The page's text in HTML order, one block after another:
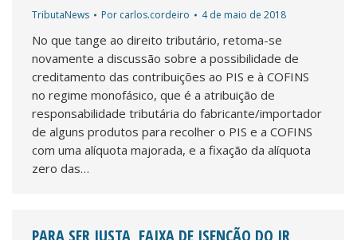
TributaNews Por carlos.cordeiro 4 de maio de 2018
No que tange ao direito tributário, retoma-se
novamente a discussão sobre a possibilidade de
creditamento das contribuições ao PIS e à COFINS
no regime monofásico, que é a atribuição de
responsabilidade tributária do fabricante/importador
de alguns produtos para recolher o PIS e a COFINS
com uma alíquota majorada, e a fixação da alíquota
zero das…
PARA SER JUSTA, FAIXA DE ISENÇÃO DO IR